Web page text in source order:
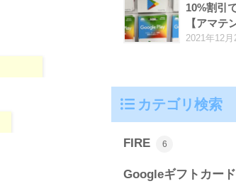
10%割引
【アマテ
2021年12月
カテゴリ検索
FIRE 6
Googleギフトカード